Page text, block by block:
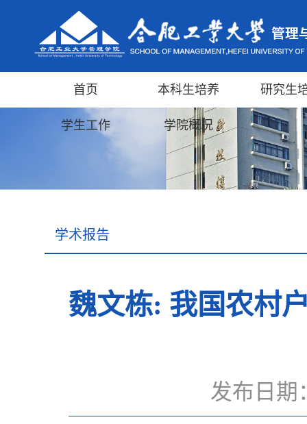
首页 本科生培养 研究生
学生工作 学院概况
学术报告
魏文栋: 我国农村
发布日期